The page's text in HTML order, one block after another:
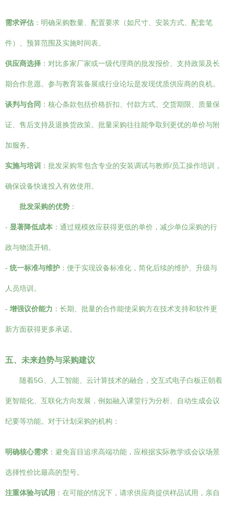
需求评估 ：明确采购数量、配置要求（如尺寸、安装方式、配套笔
件）、预算范围及实施时间表。
供应商选择 ：对比多家厂家或一级代理商的批发报价、支持政策及长
期合作意愿。参与教育装备展或行业论坛是发现优质供应商的良机。
谈判与合同 ：核心条款包括价格折扣、付款方式、交货期限、质量保
证、售后支持及退换货政策。批量采购往往能争取到更优的单价与附
加服务。
实施与培训 ：批发采购常包含专业的安装调试与教师/员工操作培训，
确保设备快速投入有效使用。
批发采购的优势 ：
- 显著降低成本 ：通过规模效应获得更低的单价，减少单位采购的行
政与物流开销。
- 统一标准与维护 ：便于实现设备标准化，简化后续的维护、升级与
人员培训。
- 增强议价能力 ：长期、批量的合作能使采购方在技术支持和软件更
新方面获得更多承诺。
五、未来趋势与采购建议
随着5G、人工智能、云计算技术的融合，交互式电子白板正朝着
更智能化、互联化方向发展，例如融入课堂行为分析、自动生成会议
纪要等功能。对于计划采购的机构：
明确核心需求 ：避免盲目追求高端功能，应根据实际教学或会议场景
选择性价比最高的型号。
注重体验与试用 ：在可能的情况下，请求供应商提供样品试用，亲自